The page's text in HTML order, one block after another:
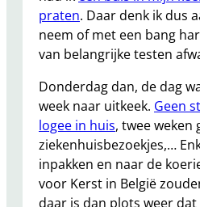
praten. Daar denk ik dus
neem of met een bang
van belangrijke testen
Donderdag dan, de dag
week naar uitkeek. Geen
logee in huis, twee weken
ziekenhuisbezoekjes,…
inpakken en naar de
voor Kerst in België
daar is dan plots weer